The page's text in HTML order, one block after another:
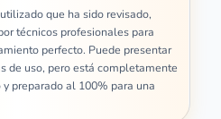
que ha sido revisado,
técnicos profesionales para
perfecto. Puede presentar
de uso, pero está completamente
preparado al 100% para una